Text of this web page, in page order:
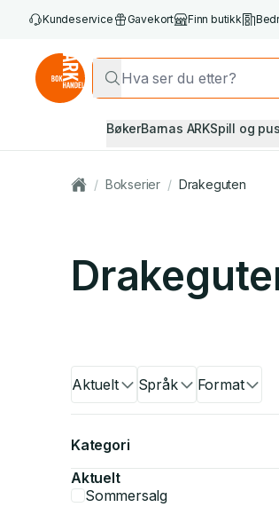
Kundeservice Gavekort Finn butikk
BøkerBarnas ARKSpill og
/ Bokserier / Drakeguten
Aktuelt Språk Format
Kategori
Aktuelt
Sommersalg